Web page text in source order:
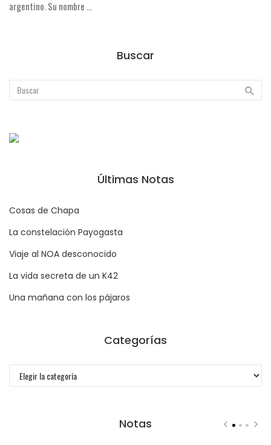
argentino. Su nombre ...
Buscar
Últimas Notas
Cosas de Chapa
La constelación Payogasta
Viaje al NOA desconocido
La vida secreta de un K42
Una mañana con los pájaros
Categorías
Notas